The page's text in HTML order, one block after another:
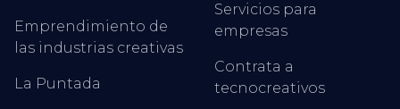
Emprendimiento de
las industrias creativas
La Puntada
Servicios para
empresas
Contrata a
tecnocreativos